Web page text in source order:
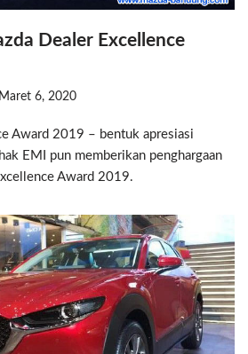
Dealer Excellence
Maret 6, 2020
Award 2019 – bentuk apresiasi
EMI pun memberikan penghargaan
Award 2019.